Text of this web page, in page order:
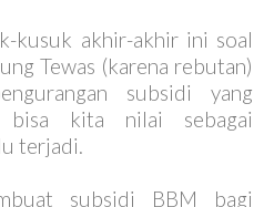
kusuk akhir-akhir ini soal
Tewas (karena rebutan)
subsidi yang
bisa kita nilai sebagai
terjadi.
subsidi BBM bagi